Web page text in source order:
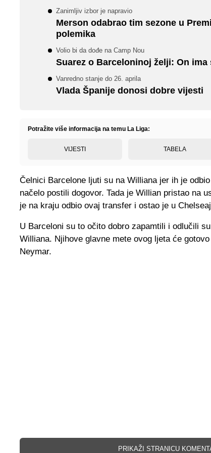
Zanimljiv izbor je napravio
Merson odabrao tim sezone u
polemika
Volio bi da dođe na Camp Nou
Suarez o Barceloninoj želji: On
Vanredno stanje do 26. aprila
Vlada Španije donosi dobre vijesti
Potražite više informacija na temu La Liga:
VIJESTI TABELA
Čelnici Barcelone ljuti su na Williana jer ih je
načelo postili dogovor. Tada je Willian pristao na
je na kraju odbio ovaj transfer i ostao je u
U Barceloni su to očito dobro zapamtili i odlučili
Williana. Njihove glavne mete ovog ljeta će
Neymar.
PRIKAŽI STRANICU